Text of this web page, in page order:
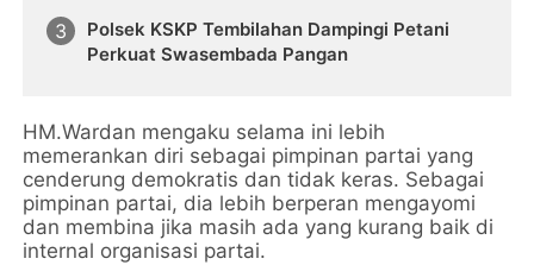
Polsek KSKP Tembilahan Dampingi Petani
Perkuat Swasembada Pangan
HM.Wardan mengaku selama ini lebih
memerankan diri sebagai pimpinan partai yang
cenderung demokratis dan tidak keras. Sebagai
pimpinan partai, dia lebih berperan mengayomi
dan membina jika masih ada yang kurang baik di
internal organisasi partai.